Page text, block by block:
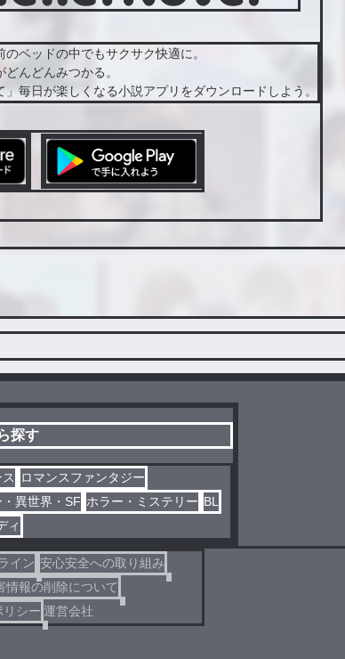
ベッドの中でもサクサク快適に。
んどんみつかる。
」毎日が楽しくなる小説アプリをダウンロードしよう。
探す
ロマンスファンタジー
異世界・SF ホラー・ミステリー BL
ィ
イン 安心安全への取り組み
情報の削除について
リシー 運営会社